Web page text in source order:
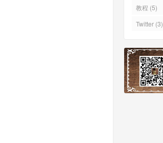
教程 (5)
Twitter (3)